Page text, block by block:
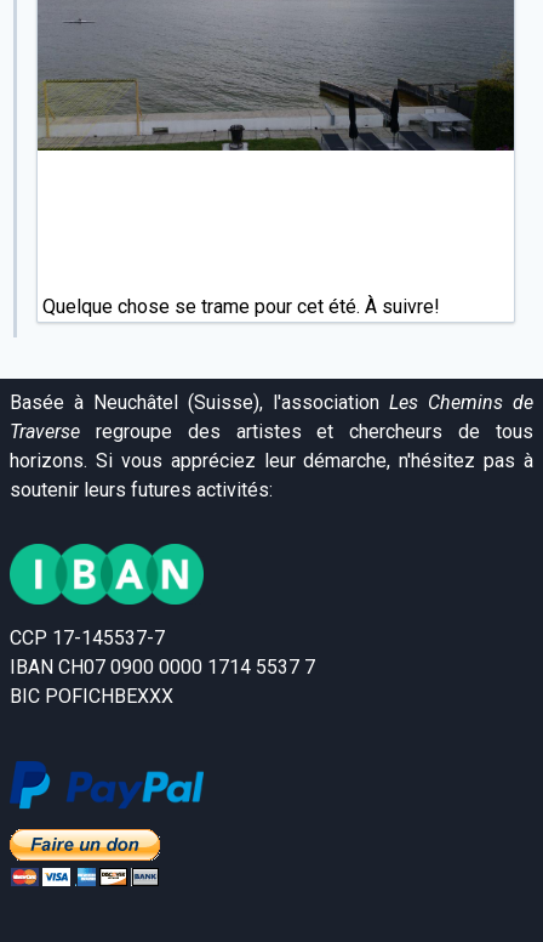
Quelque chose se trame pour cet été. À suivre!
Basée à Neuchâtel (Suisse), l'association Les Chemins de
Traverse regroupe des artistes et chercheurs de tous
horizons. Si vous appréciez leur démarche, n'hésitez pas à
soutenir leurs futures activités:
CCP 17-145537-7
IBAN CH07 0900 0000 1714 5537 7
BIC POFICHBEXXX